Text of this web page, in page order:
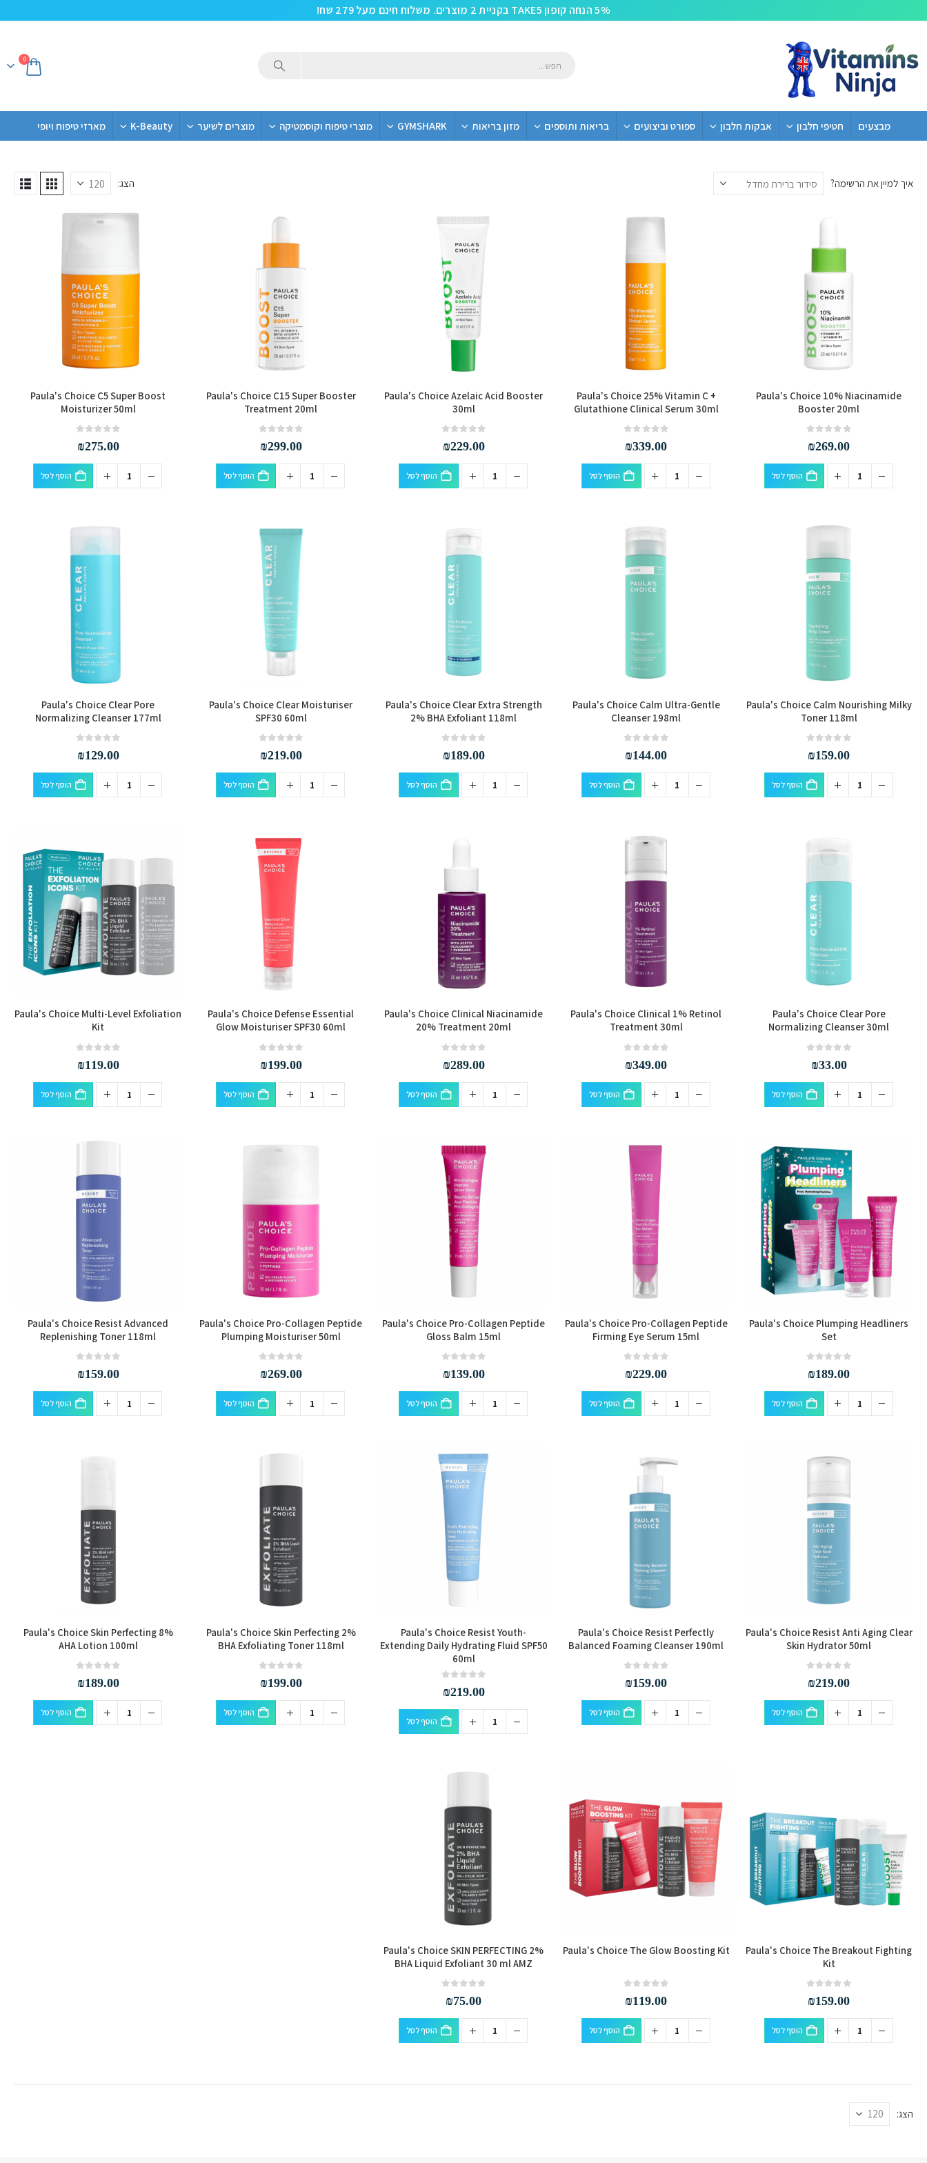
5% הנחה קופון TAKE5 בקניית 2 מוצרים. משלוח חינם מעל 279 שח!
0
מבצעים חטיפי חלבון אבקות חלבון ספורט וביצועים בריאות ותוספים מזון בריאות GYMSHARK מוצרי טיפוח וקוסמטיקה מוצרים לשיער K-Beauty מארזי טיפוח ויופי
איך למיין את הרשימה? הצג:
Paula's Choice 10% Niacinamide
Booster 20ml
₪269.00
הוסף לסל
Paula's Choice 25% Vitamin C +
Glutathione Clinical Serum 30ml
₪339.00
הוסף לסל
Paula's Choice Azelaic Acid Booster
30ml
₪229.00
הוסף לסל
Paula's Choice C15 Super Booster
Treatment 20ml
₪299.00
הוסף לסל
Paula's Choice C5 Super Boost
Moisturizer 50ml
₪275.00
הוסף לסל
Paula's Choice Calm Nourishing Milky
Toner 118ml
₪159.00
הוסף לסל
Paula's Choice Calm Ultra-Gentle
Cleanser 198ml
₪144.00
הוסף לסל
Paula's Choice Clear Extra Strength
2% BHA Exfoliant 118ml
₪189.00
הוסף לסל
Paula's Choice Clear Moisturiser
SPF30 60ml
₪219.00
הוסף לסל
Paula's Choice Clear Pore
Normalizing Cleanser 177ml
₪129.00
הוסף לסל
Paula's Choice Clear Pore
Normalizing Cleanser 30ml
₪33.00
הוסף לסל
Paula's Choice Clinical 1% Retinol
Treatment 30ml
₪349.00
הוסף לסל
Paula's Choice Clinical Niacinamide
20% Treatment 20ml
₪289.00
הוסף לסל
Paula's Choice Defense Essential
Glow Moisturiser SPF30 60ml
₪199.00
הוסף לסל
Paula's Choice Multi-Level Exfoliation
Kit
₪119.00
הוסף לסל
Paula's Choice Plumping Headliners
Set
₪189.00
הוסף לסל
Paula's Choice Pro-Collagen Peptide
Firming Eye Serum 15ml
₪229.00
הוסף לסל
Paula's Choice Pro-Collagen Peptide
Gloss Balm 15ml
₪139.00
הוסף לסל
Paula's Choice Pro-Collagen Peptide
Plumping Moisturiser 50ml
₪269.00
הוסף לסל
Paula's Choice Resist Advanced
Replenishing Toner 118ml
₪159.00
הוסף לסל
Paula's Choice Resist Anti Aging Clear
Skin Hydrator 50ml
₪219.00
הוסף לסל
Paula's Choice Resist Perfectly
Balanced Foaming Cleanser 190ml
₪159.00
הוסף לסל
Paula's Choice Resist Youth-
Extending Daily Hydrating Fluid SPF50
60ml
₪219.00
הוסף לסל
Paula's Choice Skin Perfecting 2%
BHA Exfoliating Toner 118ml
₪199.00
הוסף לסל
Paula's Choice Skin Perfecting 8%
AHA Lotion 100ml
₪189.00
הוסף לסל
Paula's Choice The Breakout Fighting
Kit
₪159.00
הוסף לסל
Paula's Choice The Glow Boosting Kit
₪119.00
הוסף לסל
Paula's Choice SKIN PERFECTING 2%
BHA Liquid Exfoliant 30 ml AMZ
₪75.00
הוסף לסל
הצג: